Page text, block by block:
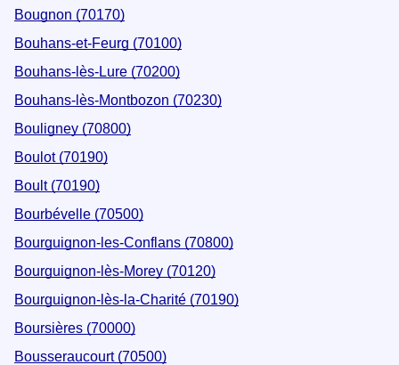
Bougnon (70170)
Bouhans-et-Feurg (70100)
Bouhans-lès-Lure (70200)
Bouhans-lès-Montbozon (70230)
Bouligney (70800)
Boulot (70190)
Boult (70190)
Bourbévelle (70500)
Bourguignon-les-Conflans (70800)
Bourguignon-lès-Morey (70120)
Bourguignon-lès-la-Charité (70190)
Boursières (70000)
Bousseraucourt (70500)